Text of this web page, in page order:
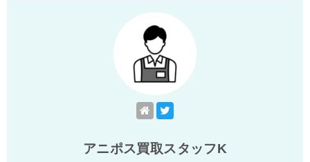
アニポス買取スタッフK